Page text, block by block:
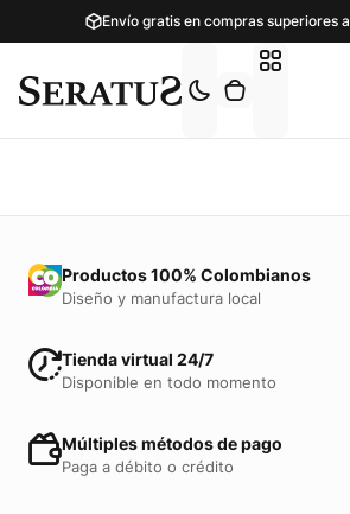
Envío gratis en compras superiores a
Productos 100% Colombianos
Diseño y manufactura local
Tienda virtual 24/7
Disponible en todo momento
Múltiples métodos de pago
Paga a débito o crédito